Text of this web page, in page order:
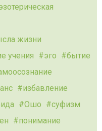
жизни
учения эго
бытие
избавление
Ошо
суфизм
понимание